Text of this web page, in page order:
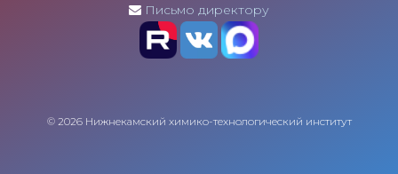
Письмо директору
© 2026 Нижнекамский химико-технологический институт